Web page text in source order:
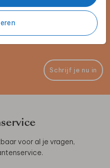
producten, (win)acties en
Schrijf je nu in
voor al je vragen,
.